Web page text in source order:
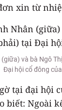
xin từ
và bà Ngô
Đại hội cổ đông
tại đại hội
biết: Ngoài